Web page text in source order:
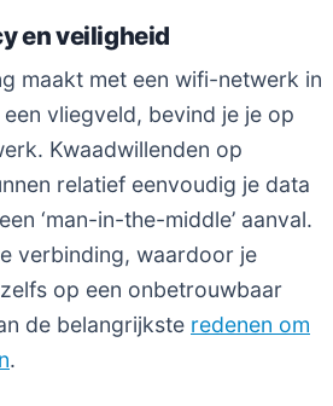
en veiligheid
maakt met een wifi-netwerk in
vliegveld, bevind je je op
Kwaadwillenden op
relatief eenvoudig je data
‘man-in-the-middle’ aanval.
verbinding, waardoor je
op een onbetrouwbaar
de belangrijkste redenen om
.